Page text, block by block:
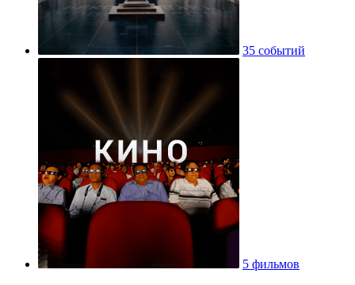
35 событий
5 фильмов